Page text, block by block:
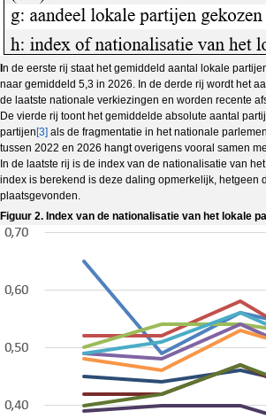
n de eerste rij staat het gemiddeld aantal lokale
naar gemiddeld 5,3 in 2026. In de derde rij wordt het
de laatste nationale verkiezingen en worden recente
De vierde rij toont het gemiddelde absolute aantal
partijen [3] als de fragmentatie in het nationale
tussen 2022 en 2026 hangt overigens vooral samen
In de laatste rij is de index van de nationalisatie van
index is berekend is deze daling opmerkelijk, hetgeen
plaatsgevonden.
Figuur 2. Index van de nationalisatie van het lokale